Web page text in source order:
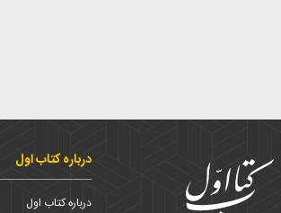
درباره کتاب اول
درباره کتاب اول